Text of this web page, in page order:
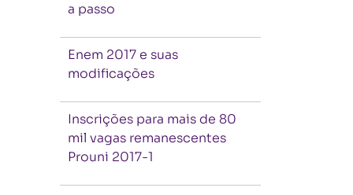
a passo
Enem 2017 e suas
modificações
Inscrições para mais de 80
mil vagas remanescentes
Prouni 2017-1